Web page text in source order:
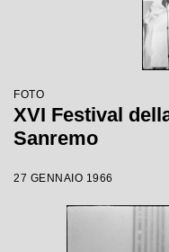
FOTO
XVI Festival
Sanremo
27 GENNAIO 1966